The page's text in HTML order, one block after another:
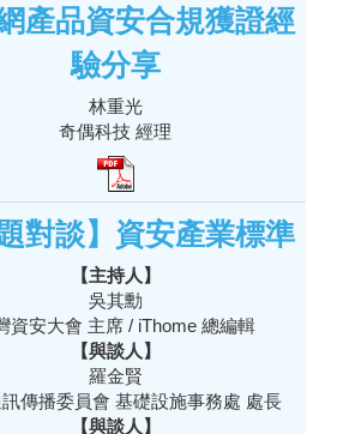
產品資安合規獲證經
驗分享
林重光
奇偶科技 經理
題對談】資安產業標準
【主持人】
吳其勳
資安大會 主席 / iThome 總編輯
【與談人】
羅金賢
傳播委員會 基礎設施事務處 處長
【與談人】